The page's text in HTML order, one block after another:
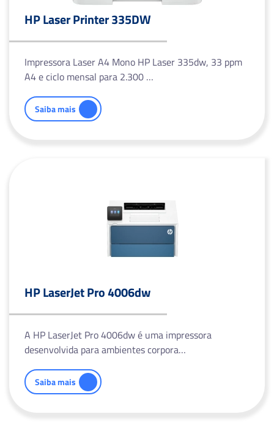
HP Laser Printer 335DW
Impressora Laser A4 Mono HP Laser 335dw, 33 ppm
A4 e ciclo mensal para 2.300 …
Saiba mais
HP LaserJet Pro 4006dw
A HP LaserJet Pro 4006dw é uma impressora
desenvolvida para ambientes corpora…
Saiba mais